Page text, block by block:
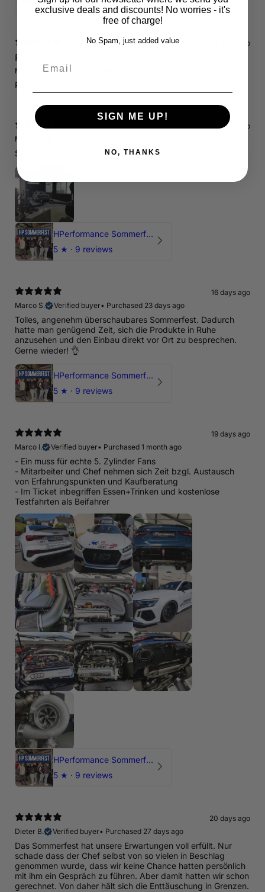
16 days ago
RS3 8P
Marcin J. Verified buyer
Polecam !
16 days ago
Marcin J.
Świetnie spedzony czas , Pozdrawiam
HPerformance Sommerfest 2026
5 ★ · 9 reviews
16 days ago
Marco S.
Verified buyer• Purchased 23 days ago
Tolles, angenehm überschaubares Sommerfest. Dadurch
hatte man genügend Zeit, sich die Produkte in Ruhe
anzusehen und den Einbau direkt vor Ort zu besprechen.
Gerne wieder! 👌
HPerformance Sommerfest 2026
5 ★ · 9 reviews
19 days ago
Marco I.
Verified buyer• Purchased 1 month ago
- Ein muss für echte 5. Zylinder Fans
- Mitarbeiter und Chef nehmen sich Zeit bzgl. Austausch
von Erfahrungspunkten und Kaufberatung
- Im Ticket inbegriffen Essen+Trinken und kostenlose
Testfahrten als Beifahrer
HPerformance Sommerfest 2026
5 ★ · 9 reviews
20 days ago
Dieter B.
Verified buyer• Purchased 27 days ago
Das Sommerfest hat unsere Erwartungen voll erfüllt. Nur
schade dass der Chef selbst von so vielen in Beschlag
genommen wurde, dass wir keine Chance hatten persönlich
mit ihm ein Gespräch zu führen. Aber damit hatten wir schon
gerechnet. Von daher hält sich die Enttäuschung in Grenzen.
exclusive deals and discounts! No worries - it's
free of charge!
No Spam, just added value
SIGN ME UP!
NO, THANKS